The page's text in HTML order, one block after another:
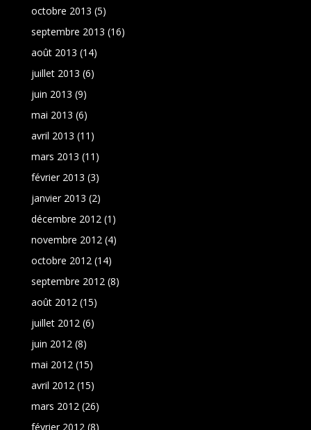
octobre 2013 (5)
septembre 2013 (16)
août 2013 (14)
juillet 2013 (6)
juin 2013 (9)
mai 2013 (6)
avril 2013 (11)
mars 2013 (11)
février 2013 (3)
janvier 2013 (2)
décembre 2012 (1)
novembre 2012 (4)
octobre 2012 (14)
septembre 2012 (8)
août 2012 (15)
juillet 2012 (6)
juin 2012 (8)
mai 2012 (15)
avril 2012 (15)
mars 2012 (26)
février 2012 (8)